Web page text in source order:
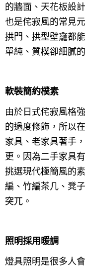
的牆面、天花板設
也是侘寂風的常見
拱門、拱型壁龕都
單純、質樸卻細膩
軟裝簡約樸素
由於日式侘寂風格
的過度修飾，所以
家具、老家具著手
更。因為二手家具
挑選現代極簡風的
編、竹編茶几、凳
突兀。
照明採用暖調
燈具照明是很多人